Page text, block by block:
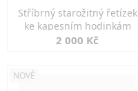
Stříbrný starožitný řetízek
ke kapesním hodinkám
2 000 Kč
NOVÉ